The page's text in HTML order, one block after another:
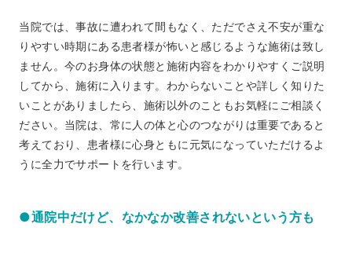
当院では、事故に遭われて間もなく、ただでさえ不安が重な
りやすい時期にある患者様が怖いと感じるような施術は致し
ません。今のお身体の状態と施術内容をわかりやすくご説明
してから、施術に入ります。わからないことや詳しく知りた
いことがありましたら、施術以外のこともお気軽にご相談く
ださい。当院は、常に人の体と心のつながりは重要であると
考えており、患者様に心身ともに元気になっていただけるよ
うに全力でサポートを行います。
●通院中だけど、なかなか改善されないという方も